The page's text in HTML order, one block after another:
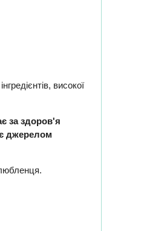
високої
за здоров'я
є джерелом